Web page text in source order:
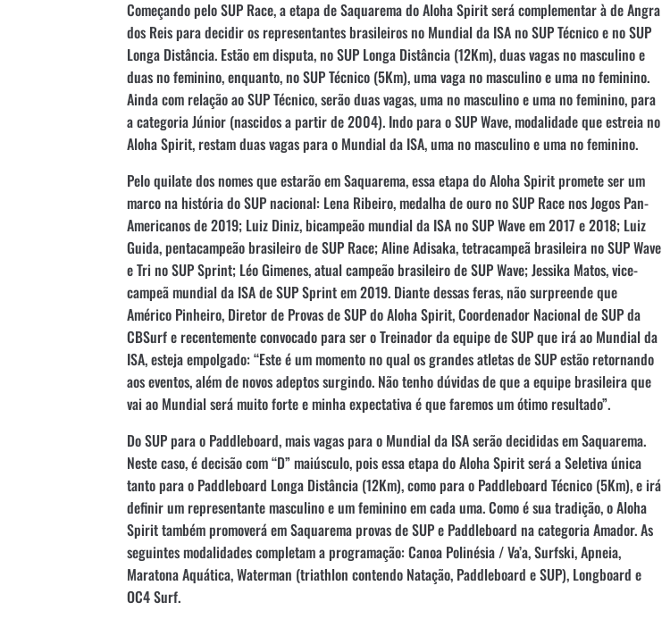
Começando pelo SUP Race, a etapa de Saquarema do Aloha Spirit será complementar à de Angra
dos Reis para decidir os representantes brasileiros no Mundial da ISA no SUP Técnico e no SUP
Longa Distância. Estão em disputa, no SUP Longa Distância (12Km), duas vagas no masculino e
duas no feminino, enquanto, no SUP Técnico (5Km), uma vaga no masculino e uma no feminino.
Ainda com relação ao SUP Técnico, serão duas vagas, uma no masculino e uma no feminino, para
a categoria Júnior (nascidos a partir de 2004). Indo para o SUP Wave, modalidade que estreia no
Aloha Spirit, restam duas vagas para o Mundial da ISA, uma no masculino e uma no feminino.
Pelo quilate dos nomes que estarão em Saquarema, essa etapa do Aloha Spirit promete ser um
marco na história do SUP nacional: Lena Ribeiro, medalha de ouro no SUP Race nos Jogos Pan-
Americanos de 2019; Luiz Diniz, bicampeão mundial da ISA no SUP Wave em 2017 e 2018; Luiz
Guida, pentacampeão brasileiro de SUP Race; Aline Adisaka, tetracampeã brasileira no SUP Wave
e Tri no SUP Sprint; Léo Gimenes, atual campeão brasileiro de SUP Wave; Jessika Matos, vice-
campeã mundial da ISA de SUP Sprint em 2019. Diante dessas feras, não surpreende que
Américo Pinheiro, Diretor de Provas de SUP do Aloha Spirit, Coordenador Nacional de SUP da
CBSurf e recentemente convocado para ser o Treinador da equipe de SUP que irá ao Mundial da
ISA, esteja empolgado: “Este é um momento no qual os grandes atletas de SUP estão retornando
aos eventos, além de novos adeptos surgindo. Não tenho dúvidas de que a equipe brasileira que
vai ao Mundial será muito forte e minha expectativa é que faremos um ótimo resultado”.
Do SUP para o Paddleboard, mais vagas para o Mundial da ISA serão decididas em Saquarema.
Neste caso, é decisão com “D” maiúsculo, pois essa etapa do Aloha Spirit será a Seletiva única
tanto para o Paddleboard Longa Distância (12Km), como para o Paddleboard Técnico (5Km), e irá
definir um representante masculino e um feminino em cada uma. Como é sua tradição, o Aloha
Spirit também promoverá em Saquarema provas de SUP e Paddleboard na categoria Amador. As
seguintes modalidades completam a programação: Canoa Polinésia / Va’a, Surfski, Apneia,
Maratona Aquática, Waterman (triathlon contendo Natação, Paddleboard e SUP), Longboard e
OC4 Surf.